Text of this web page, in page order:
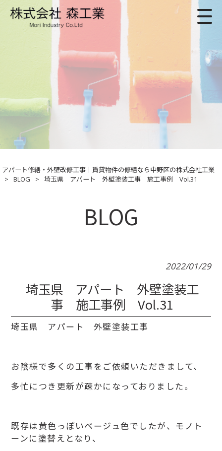
アパート修繕・外壁改修工事｜賃貸物件の修繕なら中野区の株式会社工業
>
BLOG > 埼玉県 アパート 外壁塗装工事 施工事例 Vol.31
BLOG
2022/01/29
埼玉県 アパート 外壁塗装工
事 施工事例 Vol.31
埼玉県 アパート 外壁塗装工事
お陰様で多くの工事をご依頼いただきまして、
多忙につき更新が疎かになっておりました。
既存は黄色っぽいベージュ色でしたが、モノト
ーンに塗替えとなり、